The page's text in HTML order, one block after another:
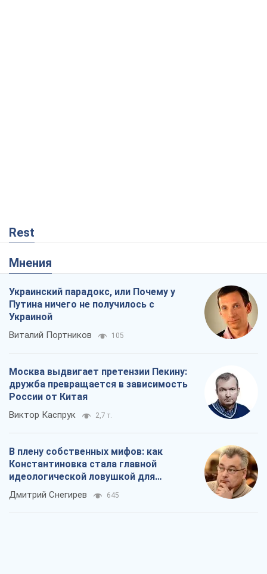
Rest
Мнения
Украинский парадокс, или Почему у
Путина ничего не получилось с
Украиной
Виталий Портников 105
Москва выдвигает претензии Пекину:
дружба превращается в зависимость
России от Китая
Виктор Каспрук 2,7 т.
В плену собственных мифов: как
Константиновка стала главной
идеологической ловушкой для
российских оккупантов
Дмитрий Снегирев 645